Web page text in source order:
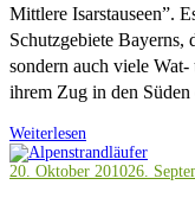
Mittlere Isarstauseen”.
Schutzgebiete Bayerns,
sondern auch viele
ihrem Zug in den
Weiterlesen
20. Oktober 201026.